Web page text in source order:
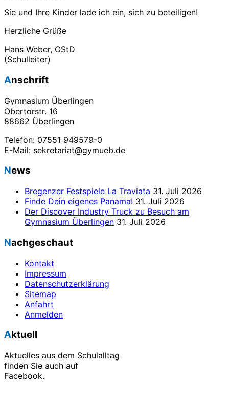
Sie und Ihre Kinder lade ich ein, sich zu beteiligen!
Herzliche Grüße
Hans Weber, OStD
(Schulleiter)
Anschrift
Gymnasium Überlingen
Obertorstr. 16
88662 Überlingen
Telefon: 07551 949579-0
E-Mail: sekretariat@gymueb.de
News
Bregenzer Festspiele La Traviata 31. Juli 2026
Finde Dein eigenes Panama! 31. Juli 2026
Der Discover Industry Truck zu Besuch am
Gymnasium Überlingen 31. Juli 2026
Nachgeschaut
Kontakt
Impressum
Datenschutzerklärung
Sitemap
Anfahrt
Anmelden
Aktuell
Aktuelles aus dem Schulalltag
finden Sie auch auf
Facebook.